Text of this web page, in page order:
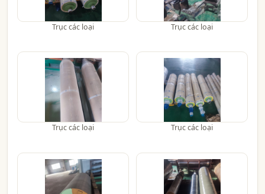
Trục các loại Trục các loại
Trục các loại Trục các loại